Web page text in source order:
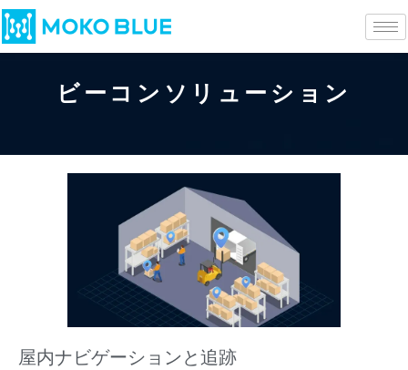
ビーコンソリューション
屋内ナビゲーションと追跡